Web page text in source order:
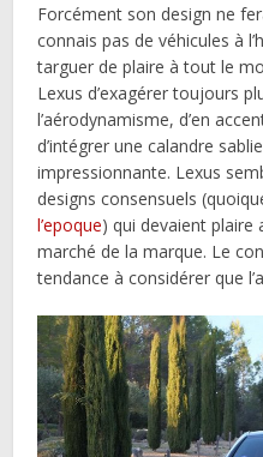
Forcément son design ne
connais pas de véhicules à
targuer de plaire à tout le
Lexus d’exagérer toujours
l’aérodynamisme, d’en
d’intégrer une calandre
impressionnante. Lexus
designs consensuels
l’epoque) qui devaient plaire
marché de la marque. Le
tendance à considérer que